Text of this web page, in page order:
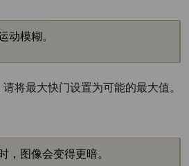
动模糊。
将最大快门设置为可能的最大值。
，图像会变得更暗。